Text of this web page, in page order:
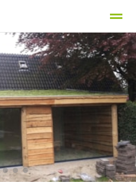
Procedure
Nieuws Bellen
●●●